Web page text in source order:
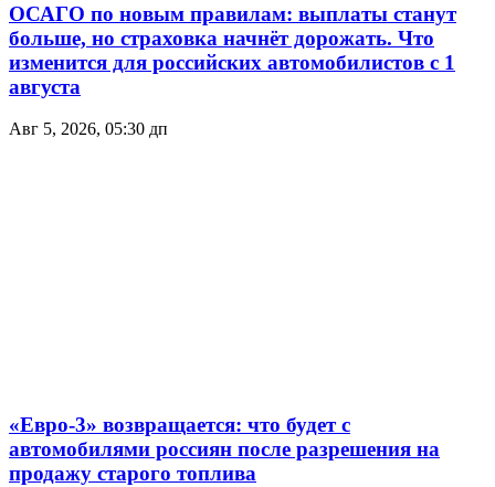
ОСАГО по новым правилам: выплаты станут
больше, но страховка начнёт дорожать. Что
изменится для российских автомобилистов с 1
августа
Авг 5, 2026, 05:30 дп
«Евро-3» возвращается: что будет с
автомобилями россиян после разрешения на
продажу старого топлива